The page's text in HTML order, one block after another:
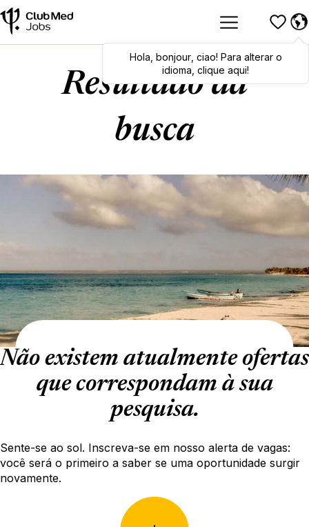
Hola,bonjour,ciao! To switch
languages, click here!
Hola bonjour, ciao! Para alterar o
idioma, clique aqui!
Resultado da
busca
Não existem atualmente ofertas
que correspondam à sua
pesquisa.
Sente-se ao sol. Inscreva-se em nosso alerta de vagas:
você será o primeiro a saber se uma oportunidade surgir
novamente.